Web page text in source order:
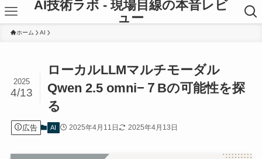
AI技術ラボ - 現場目線の本音レビ
ュー
ホーム AI
ローカルLLMマルチモーダル
Qwen 2.5 omni−７Bの可能性を探
る
2025
4/13
広告 AI 2025年4月11日 2025年4月13日